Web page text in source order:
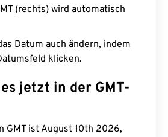
(rechts) wird automatisch
Datum auch ändern, indem
klicken.
jetzt in der GMT-
GMT ist August 10th 2026,